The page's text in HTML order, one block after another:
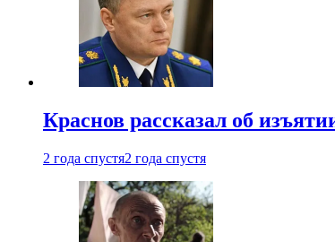
Краснов рассказал об
2 года спустя2 года спустя